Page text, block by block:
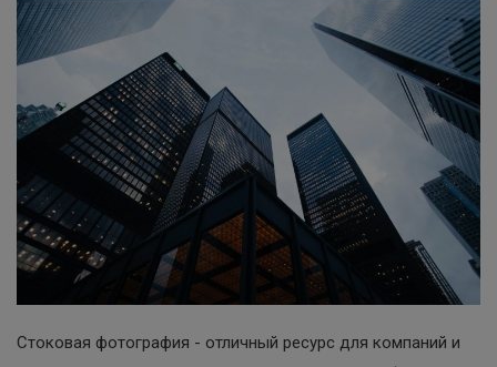
Стоковая фотография - отличный ресурс для компаний и